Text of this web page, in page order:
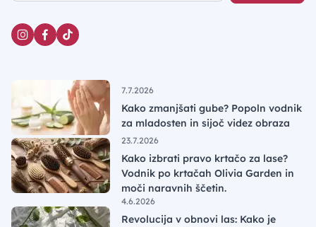
7.7.2026
Kako zmanjšati gube? Popoln vodnik
za mladosten in sijoč videz obraza
23.7.2026
Kako izbrati pravo krtačo za lase?
Vodnik po krtačah Olivia Garden in
moči naravnih ščetin.
4.6.2026
Revolucija v obnovi las: Kako je